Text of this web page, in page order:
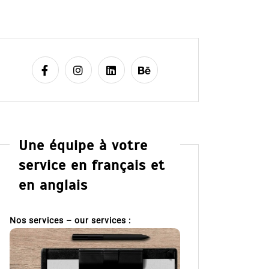
Une équipe à votre
service en français et
en anglais
Nos services – our services :